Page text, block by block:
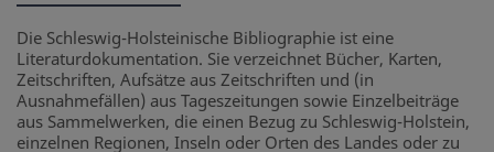
Die Schleswig-Holsteinische Bibliographie ist eine
Literaturdokumentation. Sie verzeichnet Bücher, Karten,
Zeitschriften, Aufsätze aus Zeitschriften und (in
Ausnahmefällen) aus Tageszeitungen sowie Einzelbeiträge
aus Sammelwerken, die einen Bezug zu Schleswig-Holstein,
einzelnen Regionen, Inseln oder Orten des Landes oder zu